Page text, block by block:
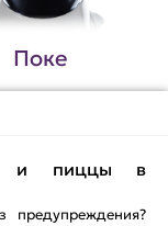
Поке
и пиццы в
предупреждения?